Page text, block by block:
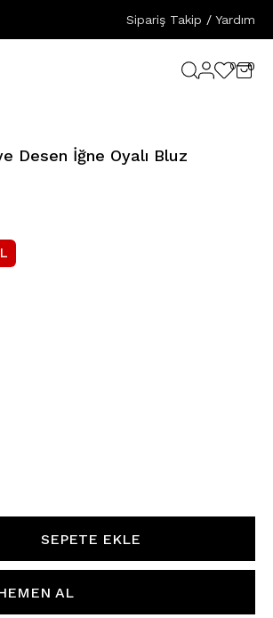
Sipariş Takip / Yardım
0 0
Desen İğne Oyalı Bluz